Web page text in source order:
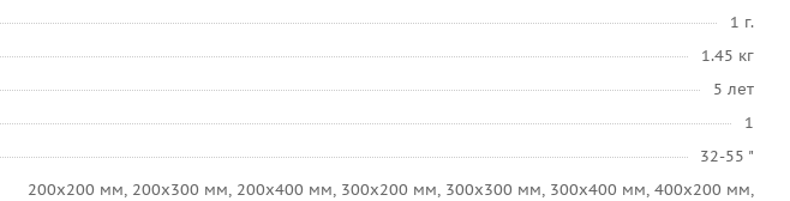
1 г.
1.45 кг
5 лет
1
32-55 "
200x200 мм, 200x300 мм, 200x400 мм, 300x200 мм, 300x300 мм, 300x400 мм, 400x200 мм,